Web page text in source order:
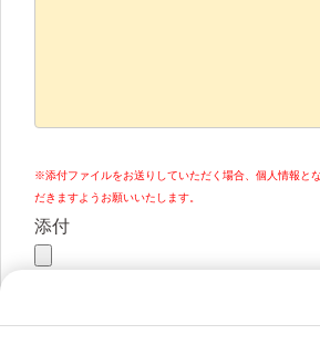
※添付ファイルをお送りしていただく場合、個人情報と
だきますようお願いいたします。
添付